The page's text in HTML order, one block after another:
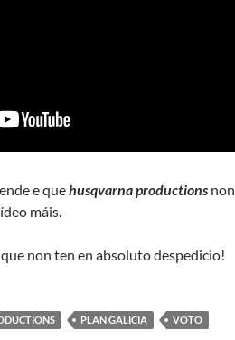
e quehusqvarna productions non
máis.
non ten en absoluto despedicio!
PLAN GALICIA
VOTO